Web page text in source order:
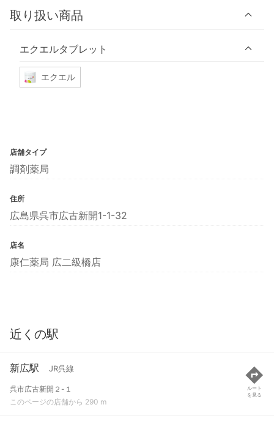
取り扱い商品
エクエルタブレット
エクエル
店舗タイプ
調剤薬局
住所
広島県呉市広古新開1-1-32
店名
康仁薬局 広二級橋店
近くの駅
新広駅 JR呉線
呉市広古新開２-１
このページの店舗から 290 m
ルート
を見る